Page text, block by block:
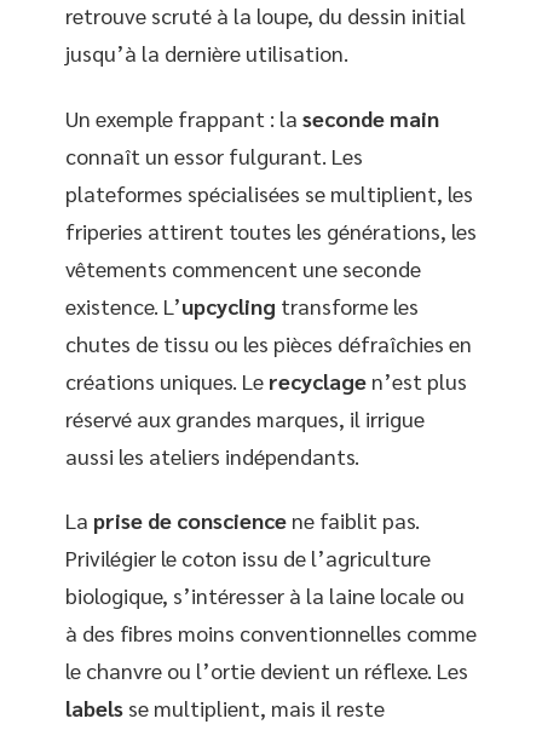
retrouve scruté à la loupe, du dessin initial
jusqu’à la dernière utilisation.
Un exemple frappant : la seconde main
connaît un essor fulgurant. Les
plateformes spécialisées se multiplient, les
friperies attirent toutes les générations, les
vêtements commencent une seconde
existence. L’upcycling transforme les
chutes de tissu ou les pièces défraîchies en
créations uniques. Le recyclage n’est plus
réservé aux grandes marques, il irrigue
aussi les ateliers indépendants.
La prise de conscience ne faiblit pas.
Privilégier le coton issu de l’agriculture
biologique, s’intéresser à la laine locale ou
à des fibres moins conventionnelles comme
le chanvre ou l’ortie devient un réflexe. Les
labels se multiplient, mais il reste